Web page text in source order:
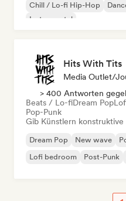
Chill / Lo-fi Hip-Hop
Instrumental
Hits With Tits
Media Outlet/
> 400 Antworten
Beats / Lo-fiDream Pop
Pop-Punk
Gib Künstlern konstruktive
Dream Pop New wave
Lofi bedroom
Post-Punk